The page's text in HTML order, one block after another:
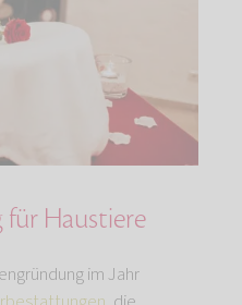
für Haustiere
im Jahr